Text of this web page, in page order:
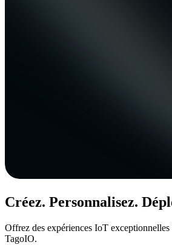
Créez. Personnalisez.
Offrez des expériences IoT exceptionnelles
TagoIO.